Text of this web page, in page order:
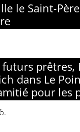
le Saint-
prêtres,
dans Le
pour les